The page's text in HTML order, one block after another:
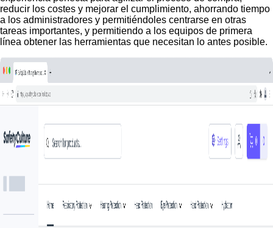
reducir los costes y mejorar el cumplimiento, ahorrando tiempo
a los administradores y permitiéndoles centrarse en otras
tareas importantes, y permitiendo a los equipos de primera
línea obtener las herramientas que necesitan lo antes posible.